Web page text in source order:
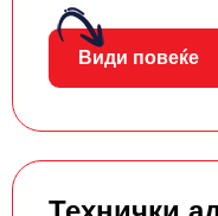
Види повеќе